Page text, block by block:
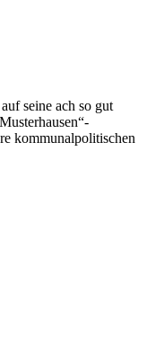
seine ach so gut
kommunalpolitischen